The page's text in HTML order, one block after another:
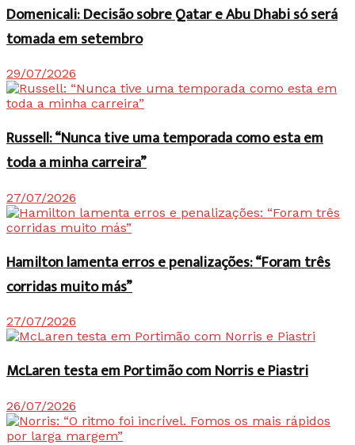
Domenicali: Decisão sobre Qatar e Abu Dhabi só será
tomada em setembro
29/07/2026
Russell: “Nunca tive uma temporada como esta em
toda a minha carreira”
27/07/2026
Hamilton lamenta erros e penalizações: “Foram três
corridas muito más”
27/07/2026
McLaren testa em Portimão com Norris e Piastri
26/07/2026